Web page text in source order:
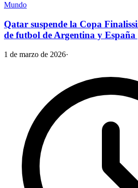
Mundo
Qatar suspende la Copa
de futbol de Argentina y
1 de marzo de 2026·